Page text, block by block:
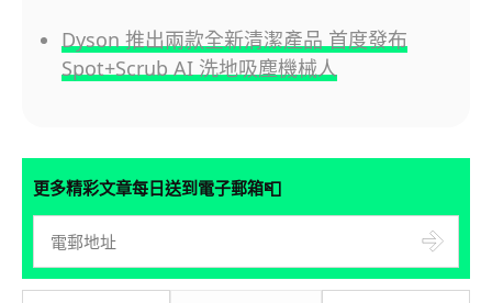
Dyson 推出兩款全新清潔產品 首度發布
Spot+Scrub AI 洗地吸塵機械人
更多精彩文章每日送到電子郵箱📮